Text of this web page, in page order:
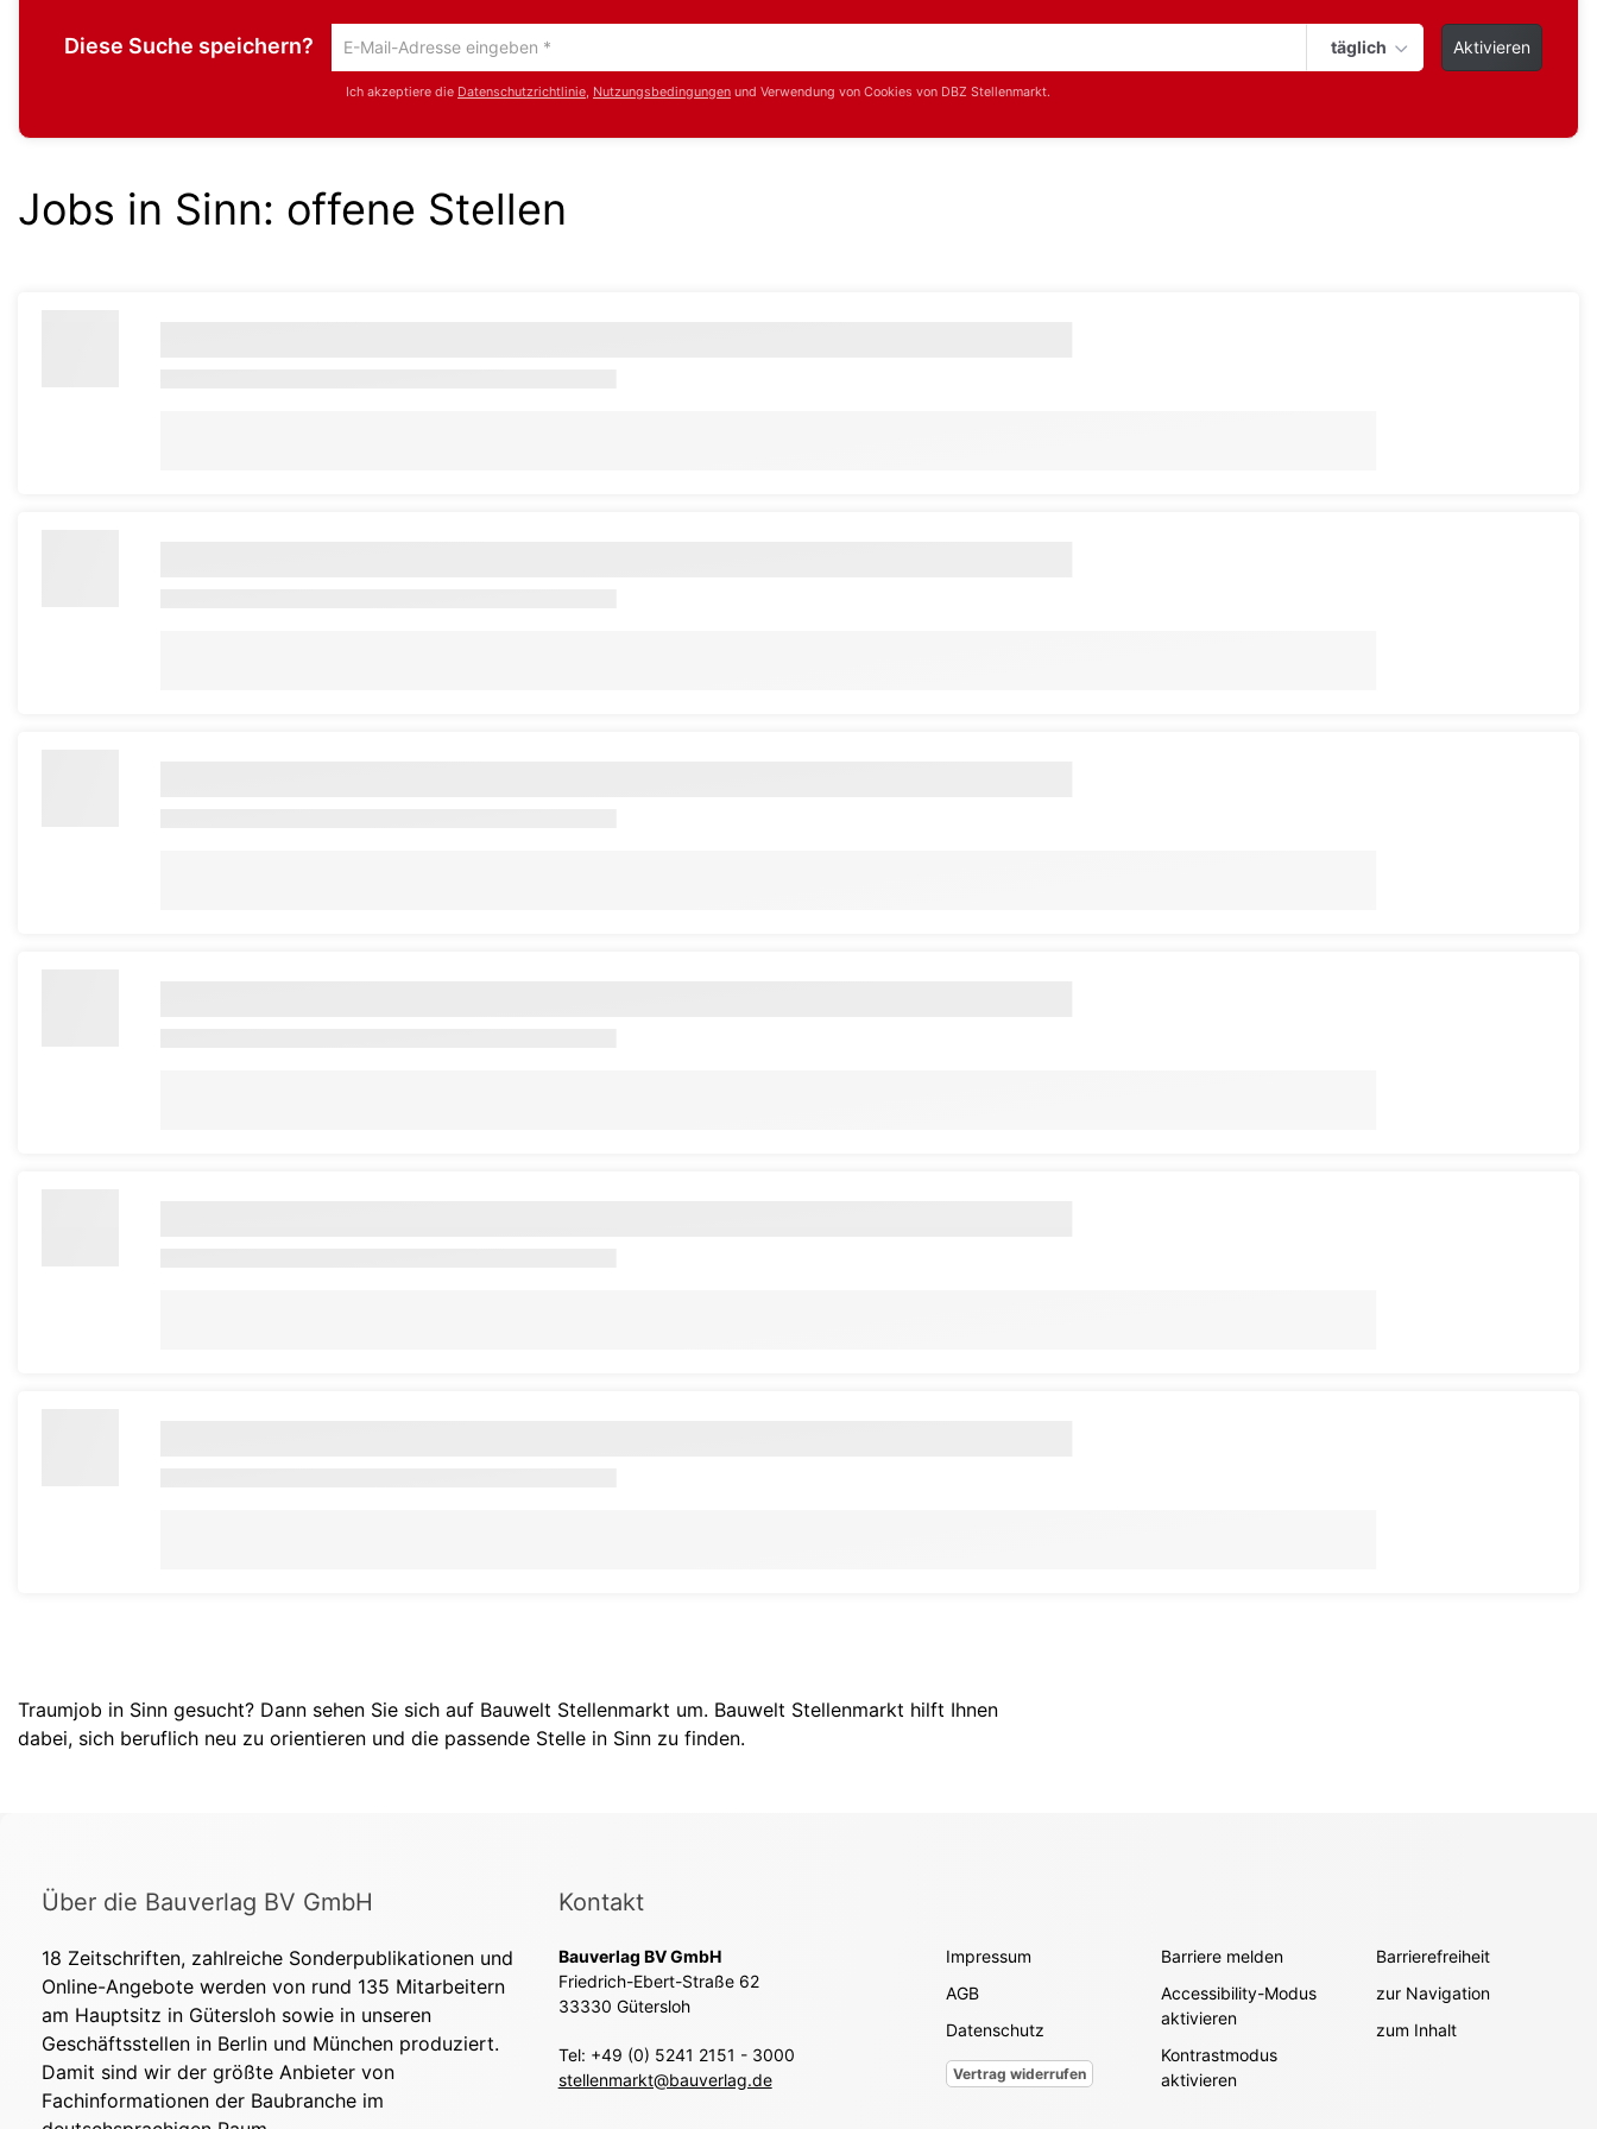
Diese Suche speichern?
Um
die
aktuelle
gib
deine
täglich Aktivieren
Ich akzeptiere die Datenschutzrichtlinie, Nutzungsbedingungen und Verwendung von Cookies von DBZ Stellenmarkt.
Jobs in Sinn: offene Stellen
Traumjob in Sinn gesucht? Dann sehen Sie sich auf Bauwelt Stellenmarkt um. Bauwelt Stellenmarkt hilft Ihnen
dabei, sich beruflich neu zu orientieren und die passende Stelle in Sinn zu finden.
Über die Bauverlag BV GmbH
18 Zeitschriften, zahlreiche Sonderpublikationen und
Online-Angebote werden von rund 135 Mitarbeitern
am Hauptsitz in Gütersloh sowie in unseren
Geschäftsstellen in Berlin und München produziert.
Damit sind wir der größte Anbieter von
Fachinformationen der Baubranche im
Kontakt
Bauverlag BV GmbH
Friedrich-Ebert-Straße 62
33330 Gütersloh
Tel: +49 (0) 5241 2151 - 3000
stellenmarkt@bauverlag.de
Impressum
AGB
Datenschutz
Vertrag widerrufen
Barriere melden
Accessibility-Modus
aktivieren
Kontrastmodus
aktivieren
Barrierefreiheit
zur Navigation
zum Inhalt